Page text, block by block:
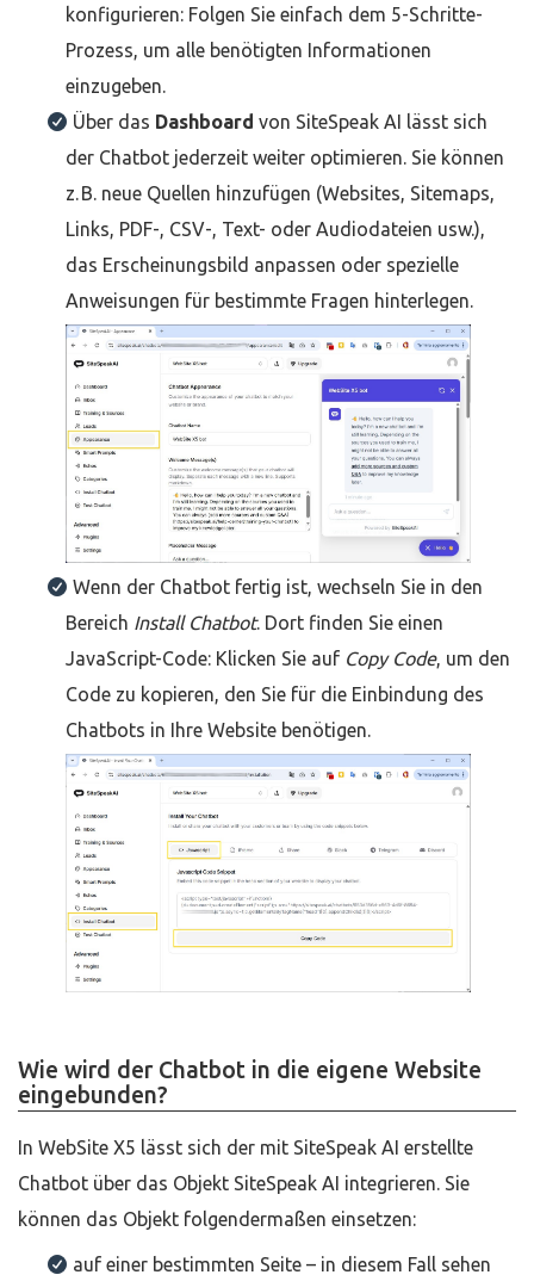
konfigurieren: Folgen Sie einfach dem 5-Schritte-
Prozess, um alle benötigten Informationen
einzugeben.
Über das Dashboard von SiteSpeak AI lässt sich
der Chatbot jederzeit weiter optimieren. Sie können
z. B. neue Quellen hinzufügen (Websites, Sitemaps,
Links, PDF-, CSV-, Text- oder Audiodateien usw.),
das Erscheinungsbild anpassen oder spezielle
Anweisungen für bestimmte Fragen hinterlegen.
Wenn der Chatbot fertig ist, wechseln Sie in den
Bereich Install Chatbot. Dort finden Sie einen
JavaScript-Code: Klicken Sie auf Copy Code, um den
Code zu kopieren, den Sie für die Einbindung des
Chatbots in Ihre Website benötigen.
Wie wird der Chatbot in die eigene Website
eingebunden?
In WebSite X5 lässt sich der mit SiteSpeak AI erstellte
Chatbot über das Objekt SiteSpeak AI integrieren. Sie
können das Objekt folgendermaßen einsetzen:
auf einer bestimmten Seite – in diesem Fall sehen